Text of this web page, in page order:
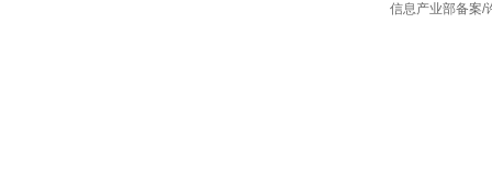
信息产业部备案/